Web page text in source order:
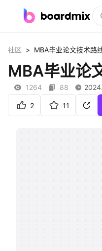
社区资源
下载
私有化部署
支持
帮助中心
知识分享社区
社区 > MBA毕业论文技术路
MBA毕业论
1264 88
2 11